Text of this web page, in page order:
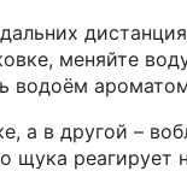
меняйте
водоём
а в другой –
щука реагирует